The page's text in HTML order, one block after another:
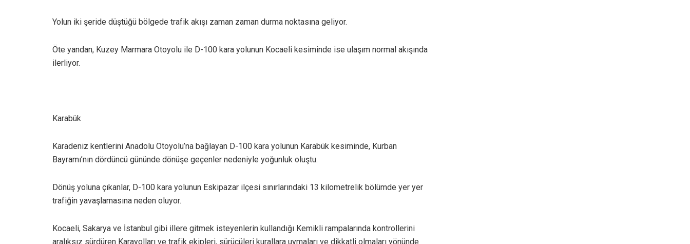
Yolun iki şeride düştüğü bölgede trafik akışı zaman zaman durma noktasına geliyor.
Öte yandan, Kuzey Marmara Otoyolu ile D-100 kara yolunun Kocaeli kesiminde ise ulaşım normal akışında
ilerliyor.
Karabük
Karadeniz kentlerini Anadolu Otoyolu’na bağlayan D-100 kara yolunun Karabük kesiminde, Kurban
Bayramı’nın dördüncü gününde dönüşe geçenler nedeniyle yoğunluk oluştu.
Dönüş yoluna çıkanlar, D-100 kara yolunun Eskipazar ilçesi sınırlarındaki 13 kilometrelik bölümde yer yer
trafiğin yavaşlamasına neden oluyor.
Kocaeli, Sakarya ve İstanbul gibi illere gitmek isteyenlerin kullandığı Kemikli rampalarında kontrollerini
aralıksız sürdüren Karayolları ve trafik ekipleri, sürücüleri kurallara uymaları ve dikkatli olmaları yönünde